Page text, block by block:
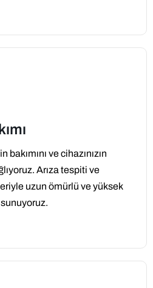
ve cihazınızın
Arıza tespiti ve
uzun ömürlü ve yüksek